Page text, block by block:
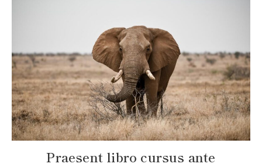
Praesent libro cursus ante